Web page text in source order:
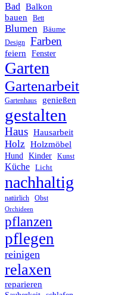
Bad
Balkon
bauen
Bett
Blumen Bäume
Design Farben
feiern Fenster
Garten
Gartenarbeit
Gartenhaus genießen
gestalten
Haus Hausarbeit
Holz Holzmöbel
Hund Kinder Kunst
Küche Licht
nachhaltig
natürlich Obst
Orchideen
pflanzen
pflegen
reinigen
relaxen
reparieren